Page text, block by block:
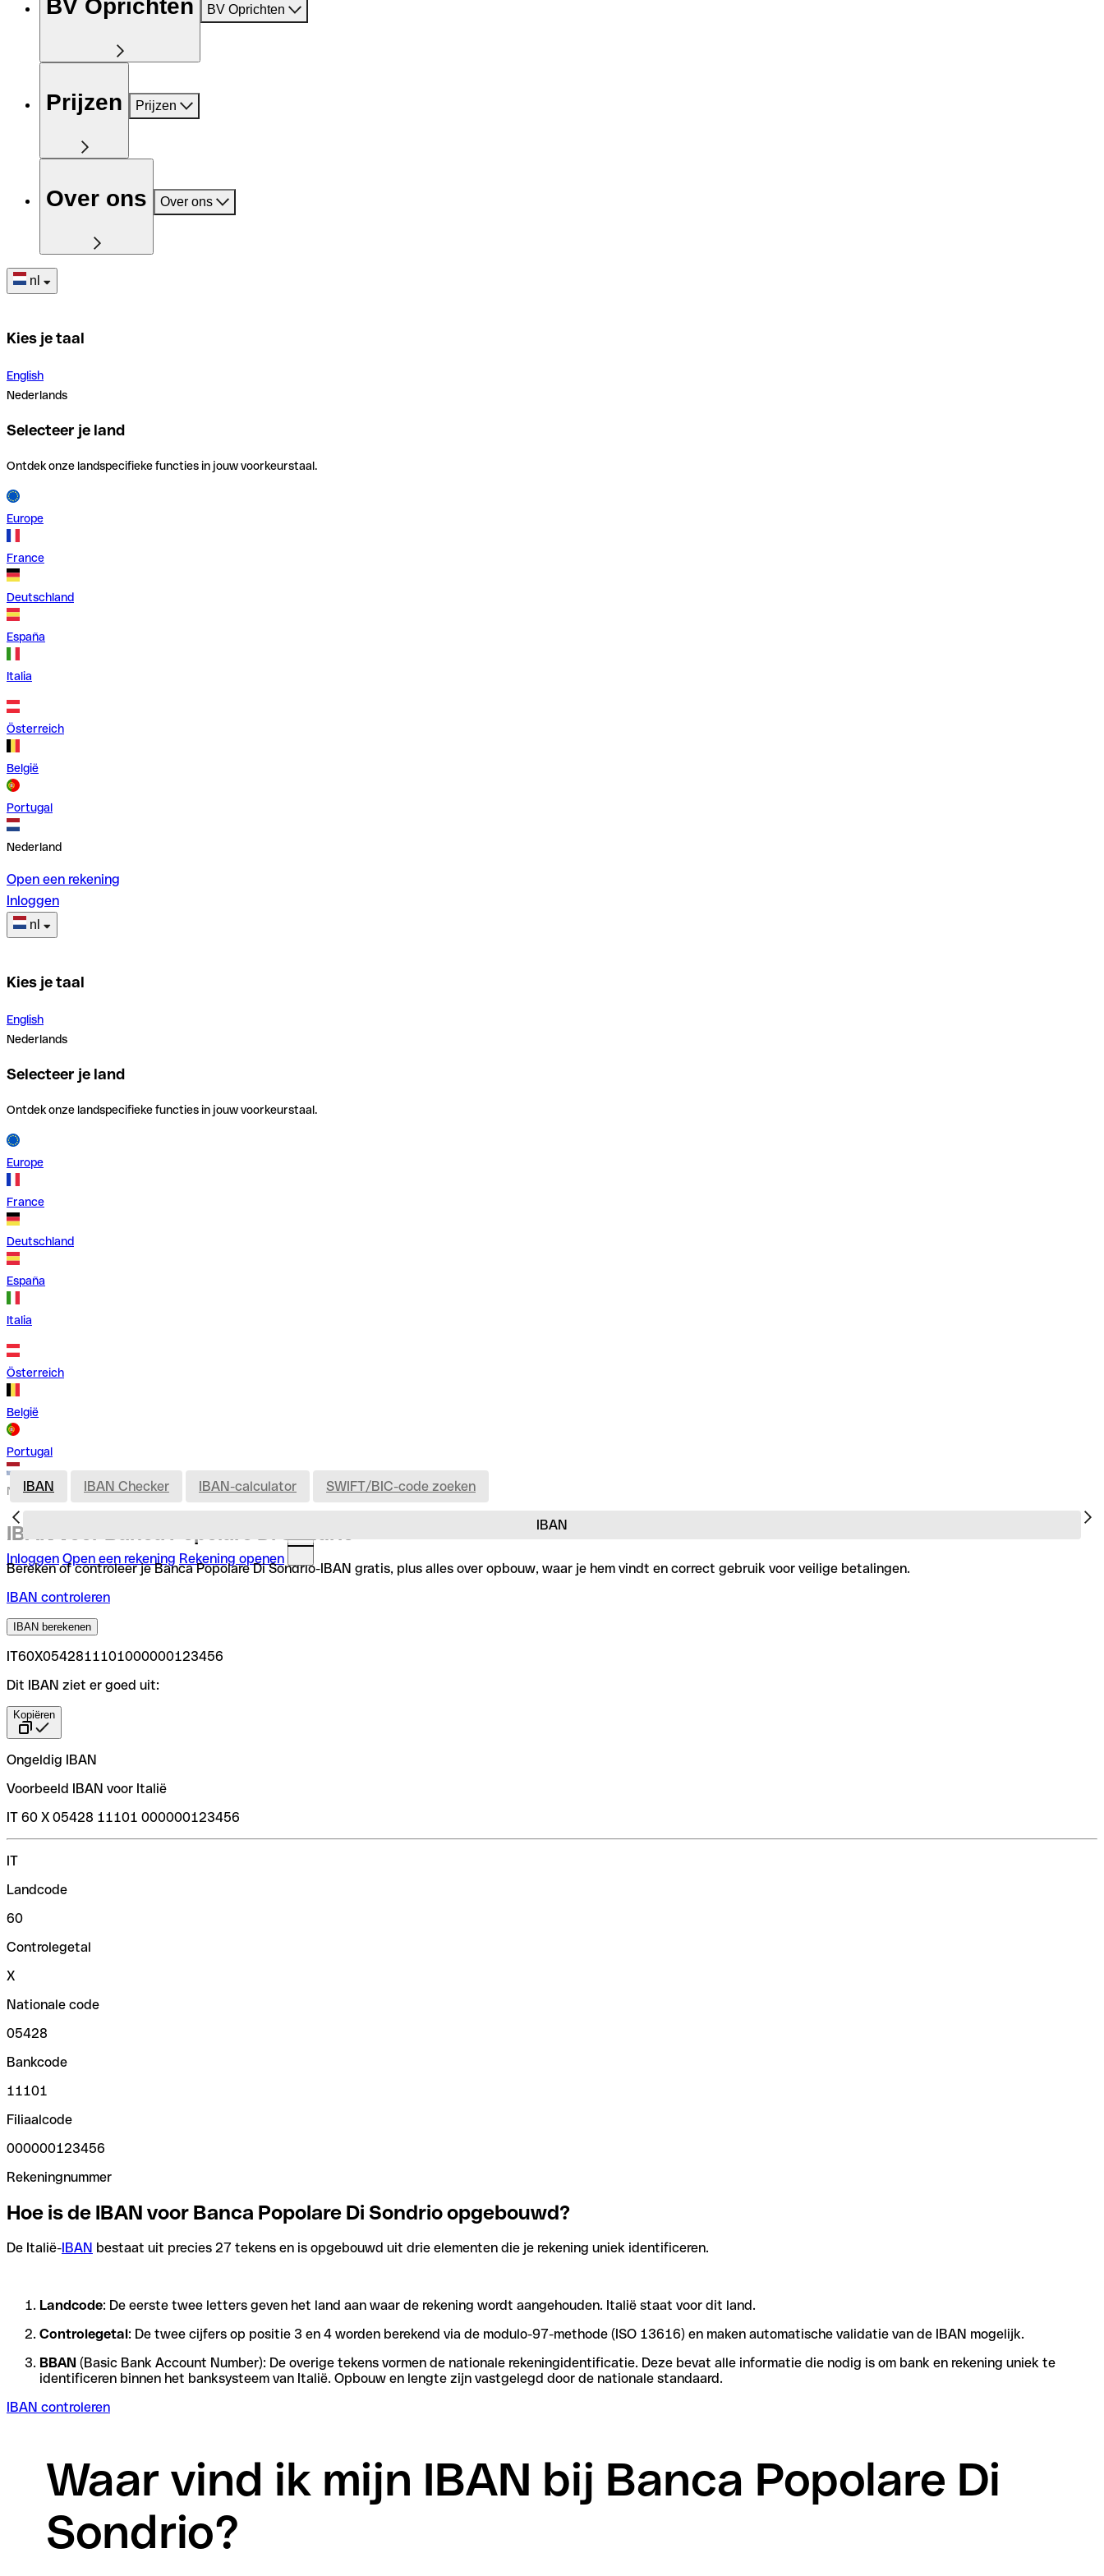
BV Oprichten BV Oprichten
Prijzen Prijzen
Over ons Over ons
nl
Kies je taal
English
Nederlands
Selecteer je land
Ontdek onze landspecifieke functies in jouw voorkeurstaal.
Europe
France
Deutschland
España
Italia
Österreich
België
Portugal
Nederland
Open een rekening
Inloggen
nl
Kies je taal
English
Nederlands
Selecteer je land
Ontdek onze landspecifieke functies in jouw voorkeurstaal.
Europe
France
Deutschland
España
Italia
Österreich
België
Portugal
Nederland
Inloggen Open een rekening Rekening openen
IBAN
IBAN IBAN Checker IBAN-calculator SWIFT/BIC-code zoeken
IBAN voor Banca Popolare Di Sondrio
Bereken of controleer je Banca Popolare Di Sondrio-IBAN gratis, plus alles over opbouw, waar je hem vindt en correct gebruik voor veilige betalingen.
IBAN controleren
IBAN berekenen
IT60X0542811101000000123456
Dit IBAN ziet er goed uit:
Kopiëren
Ongeldig IBAN
Voorbeeld IBAN voor Italië
IT 60 X 05428 11101 000000123456
IT
Landcode
60
Controlegetal
X
Nationale code
05428
Bankcode
11101
Filiaalcode
000000123456
Rekeningnummer
Hoe is de IBAN voor Banca Popolare Di Sondrio opgebouwd?
De Italië-IBAN bestaat uit precies 27 tekens en is opgebouwd uit drie elementen die je rekening uniek identificeren.
Landcode: De eerste twee letters geven het land aan waar de rekening wordt aangehouden. Italië staat voor dit land.
Controlegetal: De twee cijfers op positie 3 en 4 worden berekend via de modulo-97-methode (ISO 13616) en maken automatische validatie van de IBAN mogelijk.
BBAN (Basic Bank Account Number): De overige tekens vormen de nationale rekeningidentificatie. Deze bevat alle informatie die nodig is om bank en rekening uniek te
identificeren binnen het banksysteem van Italië. Opbouw en lengte zijn vastgelegd door de nationale standaard.
IBAN controleren
Waar vind ik mijn IBAN bij Banca Popolare Di
Sondrio?